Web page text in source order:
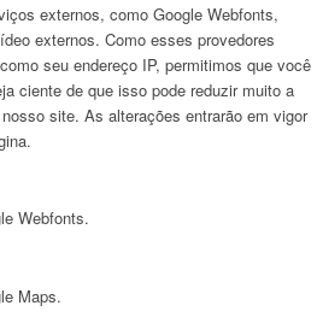
externos, como Google Webfonts,
externos. Como esses provedores
seu endereço IP, permitimos que você
ciente de que isso pode reduzir muito a
site. As alterações entrarão em vigor
Webfonts.
Maps.